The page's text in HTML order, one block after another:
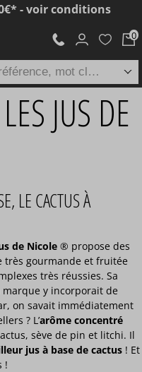
JUS DE
LE CACTUS À
de Nicole ® propose des
très gourmande et fruitée
très réussies. Sa
y incorporait de
on savait immédiatement
? L’arôme concentré
sève de pin et litchi. Il
jus à base de cactus ! Et
!
- voir conditions
marque, saveur, ingrédient, référence, mot clé...